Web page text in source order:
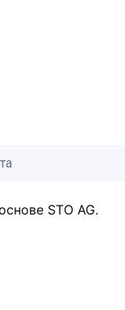
STO AG.